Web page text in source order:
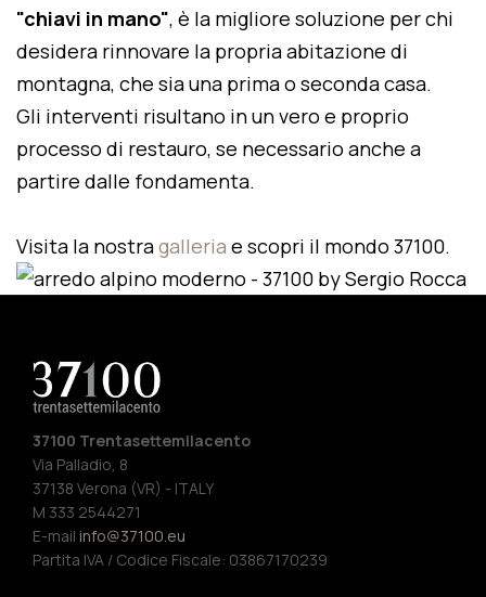
"chiavi in mano", è la migliore soluzione per chi
desidera rinnovare la propria abitazione di
montagna, che sia una prima o seconda casa.
Gli interventi risultano in un vero e proprio
processo di restauro, se necessario anche a
partire dalle fondamenta.
Visita la nostragalleria e scopri il mondo 37100.
37100 Trentasettemilacento
Via Palladio, 8
37138 Verona (VR) - ITALY
M 333 2544271
E-mail info@37100.eu
Partita IVA / Codice Fiscale: 03867170239